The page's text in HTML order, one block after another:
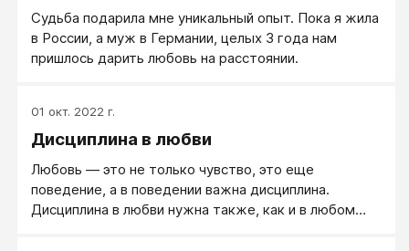
Судьба подарила мне уникальный опыт. Пока я жила
в России, а муж в Германии, целых 3 года нам
пришлось дарить любовь на расстоянии.
01 окт. 2022 г.
Дисциплина в любви
Любовь — это не только чувство, это еще
поведение, а в поведении важна дисциплина.
Дисциплина в любви нужна также, как и в любом